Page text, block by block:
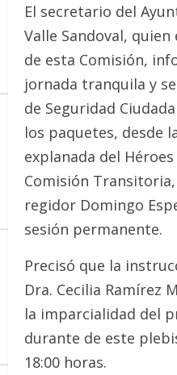
El secretario del
Valle Sandoval,
de esta Comisión,
jornada tranquila y
de Seguridad
los paquetes, desde
explanada del
Comisión
regidor Domingo
sesión permanente.
Precisó que la
Dra. Cecilia Ramírez
la imparcialidad del
durante de este
18:00 horas.